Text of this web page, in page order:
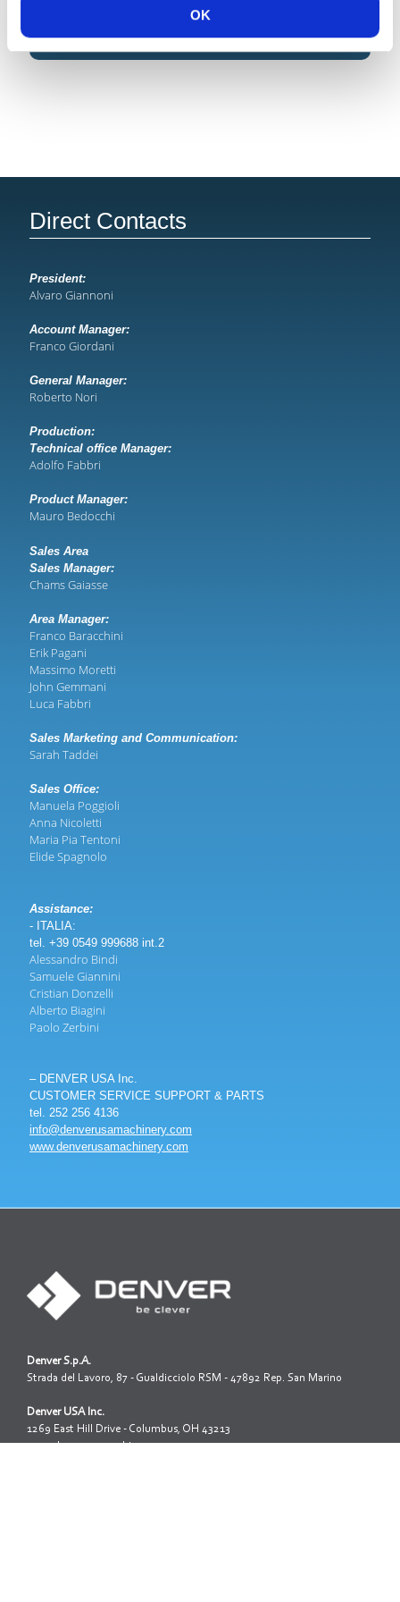
OK
Direct Contacts
President:
Alvaro Giannoni
Account Manager:
Franco Giordani
General Manager:
Roberto Nori
Production:
Technical office Manager:
Adolfo Fabbri
Product Manager:
Mauro Bedocchi
Sales Area
Sales Manager:
Chams Gaiasse
Area Manager:
Franco Baracchini
Erik Pagani
Massimo Moretti
John Gemmani
Luca Fabbri
Sales Marketing and Communication:
Sarah Taddei
Sales Office:
Manuela Poggioli
Anna Nicoletti
Maria Pia Tentoni
Elide Spagnolo
Assistance:
- ITALIA:
tel. +39 0549 999688 int.2
Alessandro Bindi
Samuele Giannini
Cristian Donzelli
Alberto Biagini
Paolo Zerbini
– DENVER USA Inc.
CUSTOMER SERVICE SUPPORT & PARTS
tel. 252 256 4136
info@denverusamachinery.com
www.denverusamachinery.com
Denver S.p.A.
Strada del Lavoro, 87 - Gualdicciolo RSM - 47892 Rep. San Marino
Denver USA Inc.
1269 East Hill Drive - Columbus, OH 43213
www.denverusamachinery.com